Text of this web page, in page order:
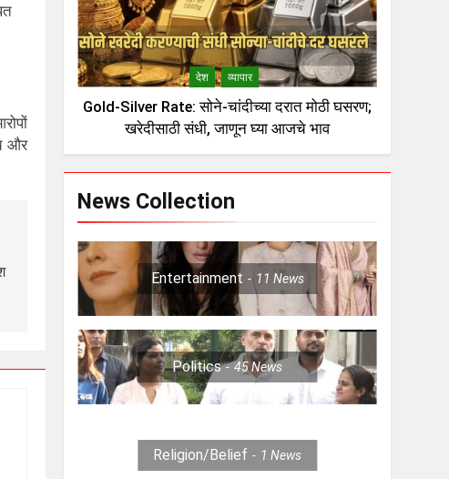
और
देश व्यापार
Gold-Silver Rate: सोने-चांदीच्या दरात मोठी घसरण;
खरेदीसाठी संधी, जाणून घ्या आजचे भाव
News Collection
Entertainment 11 News
Politics 45News
Religion/Belief 1News